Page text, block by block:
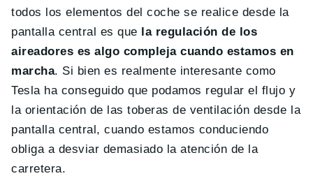
todos los elementos del coche se realice desde la
pantalla central es que la regulación de los
aireadores es algo compleja cuando estamos en
marcha. Si bien es realmente interesante como
Tesla ha conseguido que podamos regular el flujo y
la orientación de las toberas de ventilación desde la
pantalla central, cuando estamos conduciendo
obliga a desviar demasiado la atención de la
carretera.